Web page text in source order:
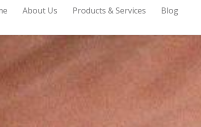
About Us Products & Services Blog